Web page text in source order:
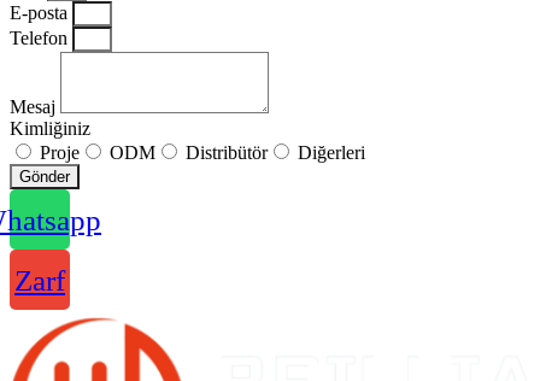
E-posta
Telefon
Mesaj
Kimliğiniz
Proje
ODM Distribütör Diğerleri
Gönder
Zarf